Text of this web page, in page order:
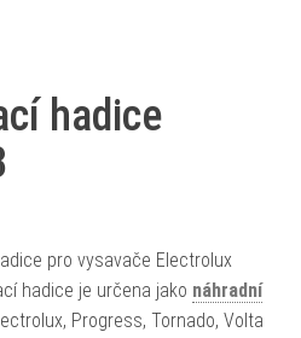
hadice
pro vysavače Electrolux
hadice je určena jako náhradní
Progress, Tornado, Volta